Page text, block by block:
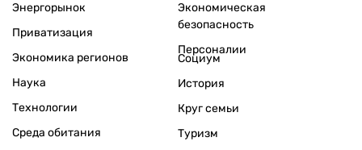
Энергорынок
Приватизация
Экономика регионов
Экономическая
безопасность
Персоналии
Наука
Технологии
Среда обитания
Социум
История
Круг семьи
Туризм